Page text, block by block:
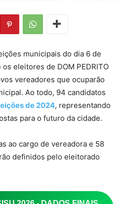
municipais do dia 6 de
eleitores de DOM PEDRITO
vereadores que ocuparão
Ao todo, 94 candidatos
de 2024, representando
para o futuro da cidade.
ao cargo de vereadora e 58
definidos pelo eleitorado